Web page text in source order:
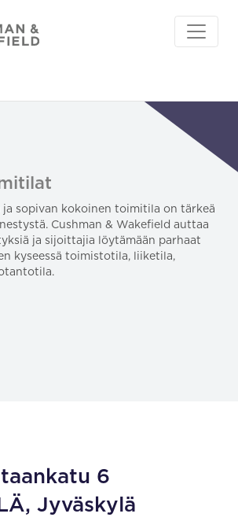
ja sopivan kokoinen toimitila on tärkeä
Cushman & Wakefield auttaa
ja sijoittajia löytämään parhaat
kyseessä toimistotila, liiketila,
6
Jyväskylä